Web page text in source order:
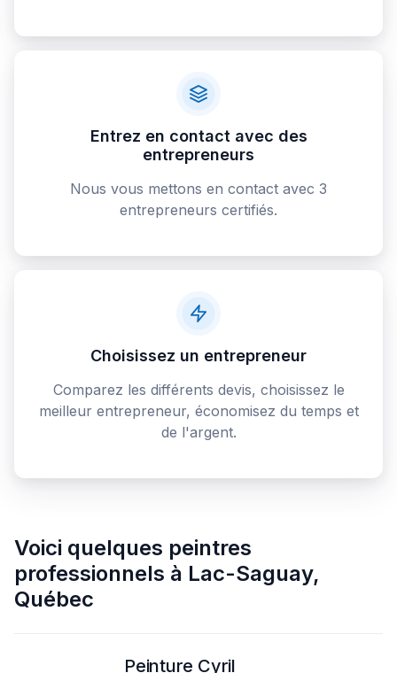
Entrez en contact avec des
entrepreneurs
Nous vous mettons en contact avec 3
entrepreneurs certifiés.
Choisissez un entrepreneur
Comparez les différents devis, choisissez le
meilleur entrepreneur, économisez du temps et
de l'argent.
Voici quelques peintres
professionnels à Lac-Saguay,
Québec
Peinture Cyril